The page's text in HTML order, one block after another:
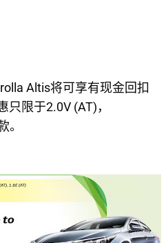
Altis将可享有现金回扣
只限于2.0V (AT) ，
。